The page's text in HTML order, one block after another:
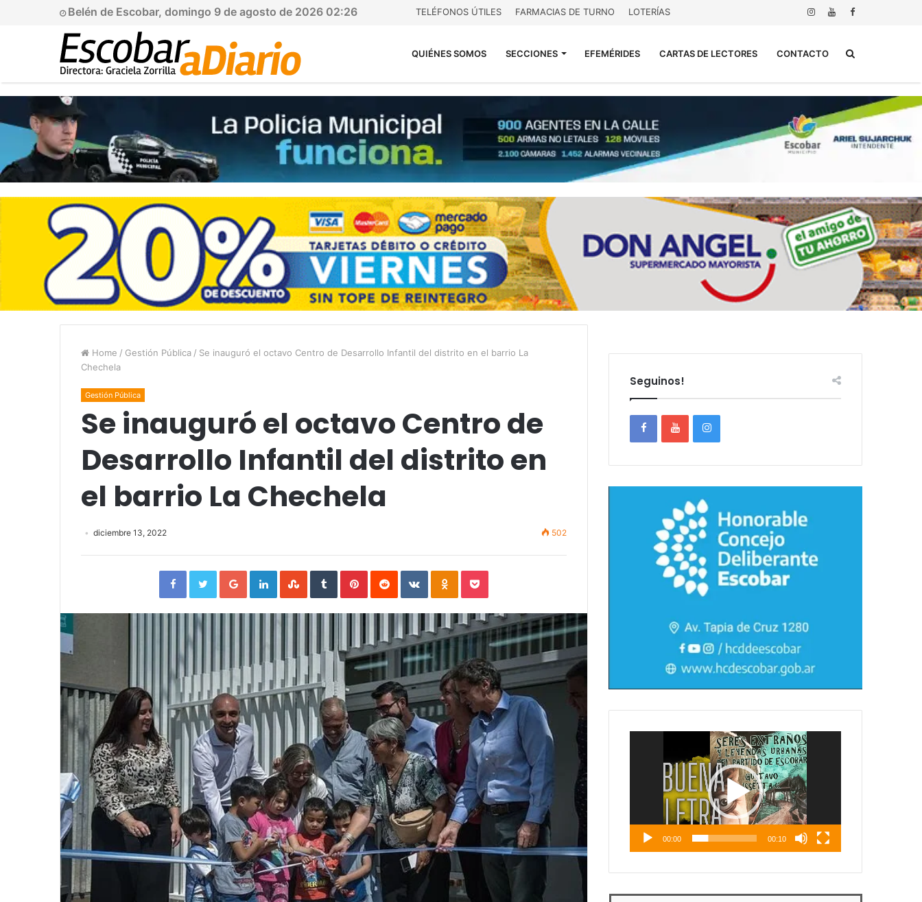
Belén de Escobar, domingo 9 de agosto de 2026 02:26 TELÉFONOS ÚTILES FARMACIAS DE TURNO LOTERÍAS
QUIÉNES SOMOS SECCIONES EFEMÉRIDES CARTAS DE LECTORES CONTACTO
Home / Gestión Pública / Se inauguró el octavo Centro de Desarrollo Infantil del distrito en el barrio La
Chechela
Gestión Pública
Se inauguró el octavo Centro de
Desarrollo Infantil del distrito en
el barrio La Chechela
diciembre 13, 2022 502
FacebookTwitterGoogle+LinkedInStumbleUpon
TumblrPinterestReddit VKontakteOdnoklassniki
Pocket
Seguinos!
00:00 00:10